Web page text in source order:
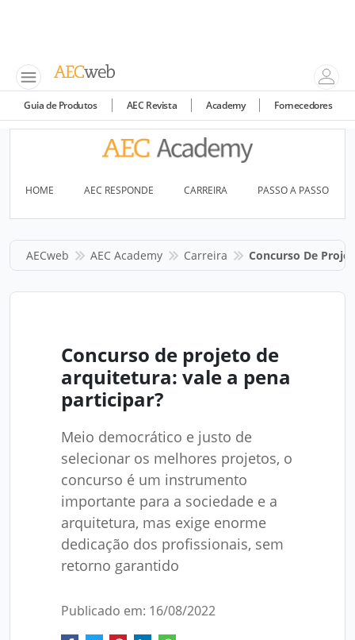
Guia de Produtos AEC Revista Academy Fornecedores
HOME AEC RESPONDE CARREIRA PASSO A PASSO
AECweb AEC Academy Carreira Concurso De
Concurso de projeto de
arquitetura: vale a pena
participar?
Meio democrático e justo de
selecionar os melhores projetos, o
concurso é um instrumento
importante para a sociedade e a
arquitetura, mas exige enorme
dedicação dos profissionais, sem
retorno garantido
Publicado em: 16/08/2022